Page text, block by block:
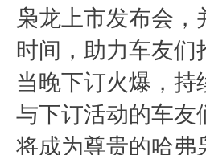
枭龙上市发布会
时间，助力车友
当晚下订火爆，
与下订活动的车
将成为尊贵的哈